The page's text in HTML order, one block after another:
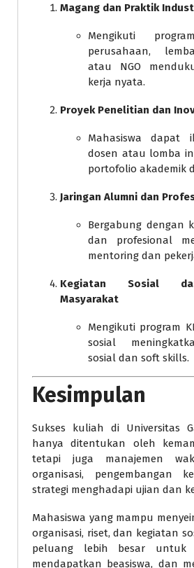
Magang dan Praktik
Mengikuti
perusahaan,
atau NGO
kerja nyata.
Proyek Penelitian dan
Mahasiswa dapat
dosen atau lomba
portofolio akademik
Jaringan Alumni dan
Bergabung dengan
dan profesional
mentoring dan
Kegiatan Sosial
Masyarakat
Mengikuti program
sosial
sosial dan soft skills.
Kesimpulan
Sukses kuliah di Universitas
hanya ditentukan oleh
tetapi juga manajemen
organisasi, pengembangan
strategi menghadapi ujian dan
Mahasiswa yang mampu
organisasi, riset, dan kegiatan
peluang lebih besar untuk
mendapatkan beasiswa, dan